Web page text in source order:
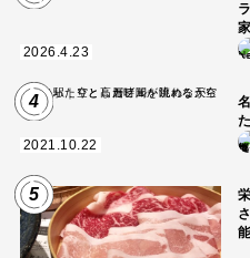
2026.4.23
4
2021.10.22
5